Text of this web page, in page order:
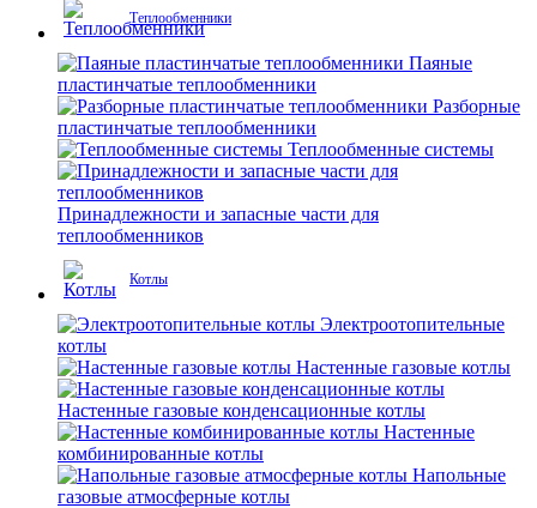
Теплообменники
Паяные
пластинчатые теплообменники
Разборные
пластинчатые теплообменники
Теплообменные системы
Принадлежности и запасные части для
теплообменников
Котлы
Электроотопительные
котлы
Настенные газовые котлы
Настенные газовые конденсационные котлы
Настенные
комбинированные котлы
Напольные
газовые атмосферные котлы